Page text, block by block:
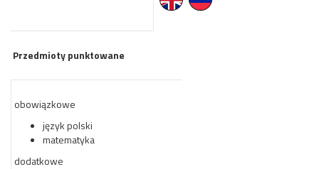
Przedmioty punktowane
obowiązkowe
język polski
matematyka
dodatkowe